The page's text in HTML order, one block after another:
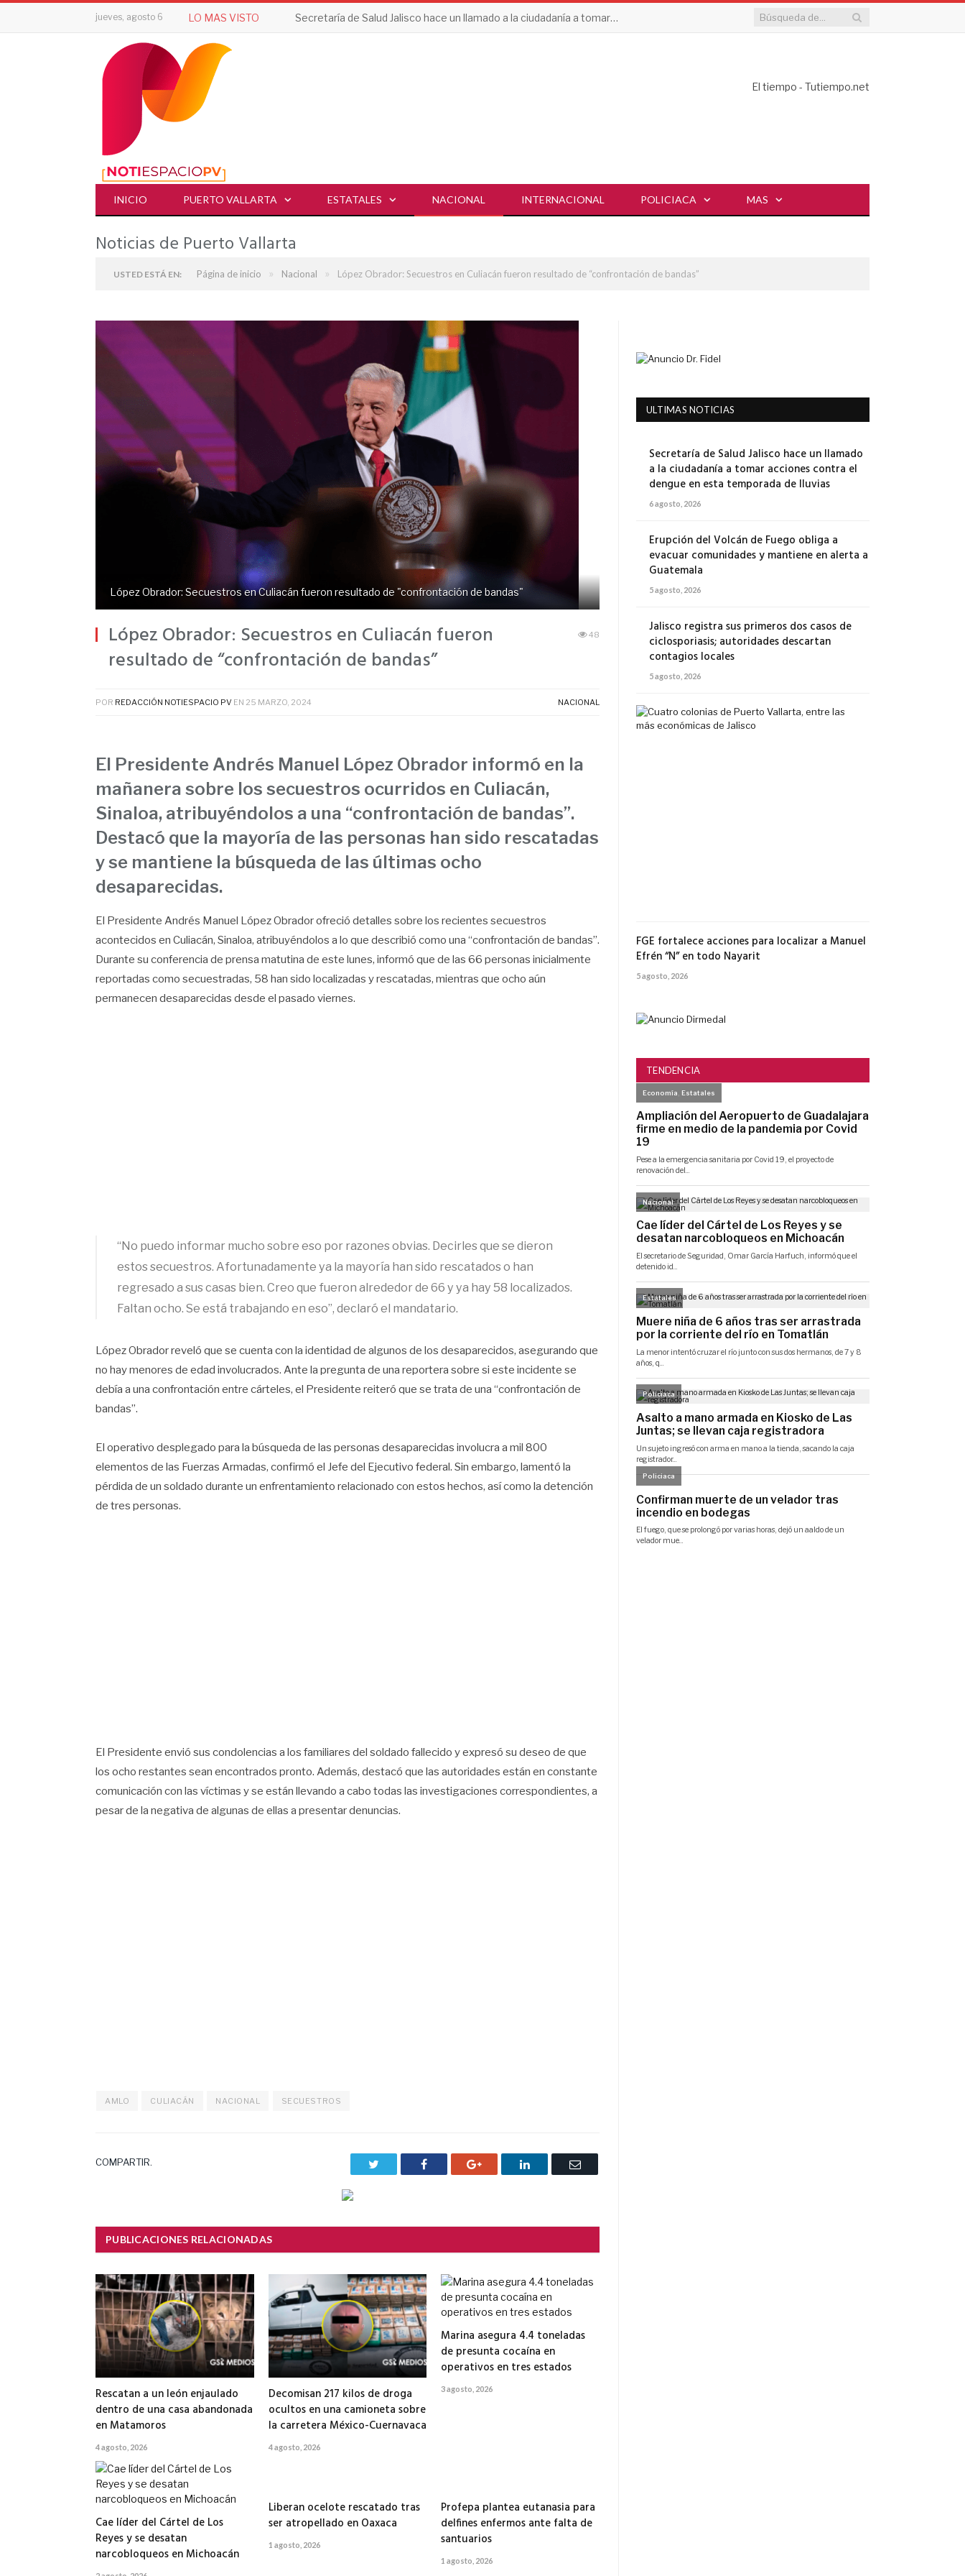
jueves, agosto 6 LO MAS VISTO Secretaría de Salud Jalisco hace un llamado a la ciudadanía a tomar acciones contra el dengue en esta temporada de lluvias
El tiempo - Tutiempo.net
INICIO PUERTO VALLARTA ESTATALES NACIONAL INTERNACIONAL POLICIACA MAS
Noticias de Puerto Vallarta
USTED ESTÁ EN: Página de inicio » Nacional » López Obrador: Secuestros en Culiacán fueron resultado de “confrontación de bandas”
López Obrador: Secuestros en Culiacán fueron resultado de "confrontación de bandas"
López Obrador: Secuestros en Culiacán fueron
resultado de “confrontación de bandas”
48
POR REDACCIÓN NOTIESPACIO PV EN 25 MARZO, 2024 NACIONAL
El Presidente Andrés Manuel López Obrador informó en la
mañanera sobre los secuestros ocurridos en Culiacán,
Sinaloa, atribuyéndolos a una “confrontación de bandas”.
Destacó que la mayoría de las personas han sido rescatadas
y se mantiene la búsqueda de las últimas ocho
desaparecidas.
El Presidente Andrés Manuel López Obrador ofreció detalles sobre los recientes secuestros
acontecidos en Culiacán, Sinaloa, atribuyéndolos a lo que describió como una “confrontación de bandas”.
Durante su conferencia de prensa matutina de este lunes, informó que de las 66 personas inicialmente
reportadas como secuestradas, 58 han sido localizadas y rescatadas, mientras que ocho aún
permanecen desaparecidas desde el pasado viernes.
“No puedo informar mucho sobre eso por razones obvias. Decirles que se dieron
estos secuestros. Afortunadamente ya la mayoría han sido rescatados o han
regresado a sus casas bien. Creo que fueron alrededor de 66 y ya hay 58 localizados.
Faltan ocho. Se está trabajando en eso”, declaró el mandatario.
López Obrador reveló que se cuenta con la identidad de algunos de los desaparecidos, asegurando que
no hay menores de edad involucrados. Ante la pregunta de una reportera sobre si este incidente se
debía a una confrontación entre cárteles, el Presidente reiteró que se trata de una “confrontación de
bandas”.
El operativo desplegado para la búsqueda de las personas desaparecidas involucra a mil 800
elementos de las Fuerzas Armadas, confirmó el Jefe del Ejecutivo federal. Sin embargo, lamentó la
pérdida de un soldado durante un enfrentamiento relacionado con estos hechos, así como la detención
de tres personas.
El Presidente envió sus condolencias a los familiares del soldado fallecido y expresó su deseo de que
los ocho restantes sean encontrados pronto. Además, destacó que las autoridades están en constante
comunicación con las víctimas y se están llevando a cabo todas las investigaciones correspondientes, a
pesar de la negativa de algunas de ellas a presentar denuncias.
AMLO CULIACÁN NACIONAL SECUESTROS
COMPARTIR. Facebook Google+ LinkedIn
Correo
PUBLICACIONES RELACIONADAS
Rescatan a un león enjaulado
dentro de una casa abandonada
en Matamoros
4 agosto, 2026
Decomisan 217 kilos de droga
ocultos en una camioneta sobre
la carretera México-Cuernavaca
4 agosto, 2026
Marina asegura 4.4 toneladas
de presunta cocaína en
operativos en tres estados
3 agosto, 2026
Cae líder del Cártel de Los
Reyes y se desatan
narcobloqueos en Michoacán
Liberan ocelote rescatado tras
ser atropellado en Oaxaca
1 agosto, 2026
Profepa plantea eutanasia para
delfines enfermos ante falta de
santuarios
1 agosto, 2026
ULTIMAS NOTICIAS
Secretaría de Salud Jalisco hace un llamado
a la ciudadanía a tomar acciones contra el
dengue en esta temporada de lluvias
6 agosto, 2026
Erupción del Volcán de Fuego obliga a
evacuar comunidades y mantiene en alerta a
Guatemala
5 agosto, 2026
Jalisco registra sus primeros dos casos de
ciclosporiasis; autoridades descartan
contagios locales
5 agosto, 2026
FGE fortalece acciones para localizar a Manuel
Efrén “N” en todo Nayarit
5 agosto, 2026
TENDENCIA